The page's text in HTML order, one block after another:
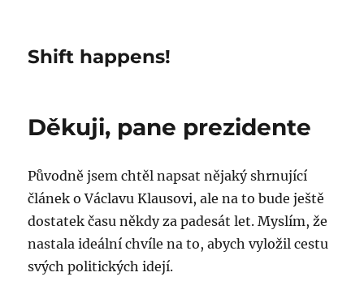
Shift happens!
Děkuji, pane prezidente
Původně jsem chtěl napsat nějaký shrnující
článek o Václavu Klausovi, ale na to bude ještě
dostatek času někdy za padesát let. Myslím, že
nastala ideální chvíle na to, abych vyložil cestu
svých politických idejí.